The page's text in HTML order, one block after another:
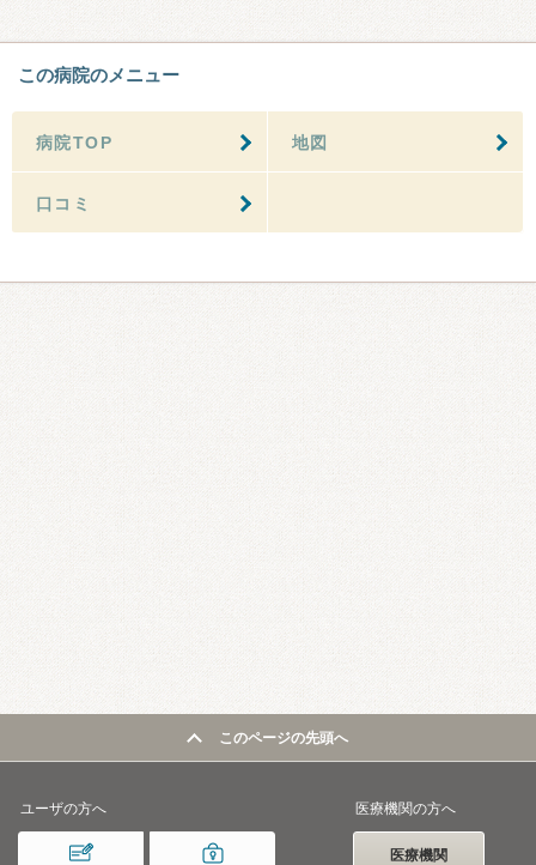
この病院のメニュー
病院TOP 地図
口コミ
このページの先頭へ
ユーザの方へ 医療機関の方へ
医療機関